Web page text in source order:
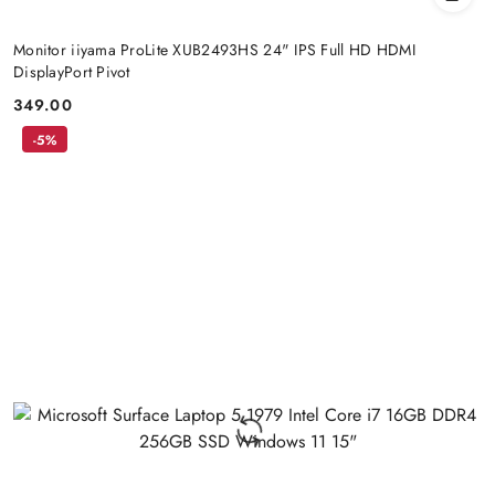
Monitor iiyama ProLite XUB2493HS 24" IPS Full HD HDMI
DisplayPort Pivot
Price:
349.00
-5%